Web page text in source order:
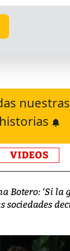
historias
VIDEOS
Botero: ‘Si la
sociedades